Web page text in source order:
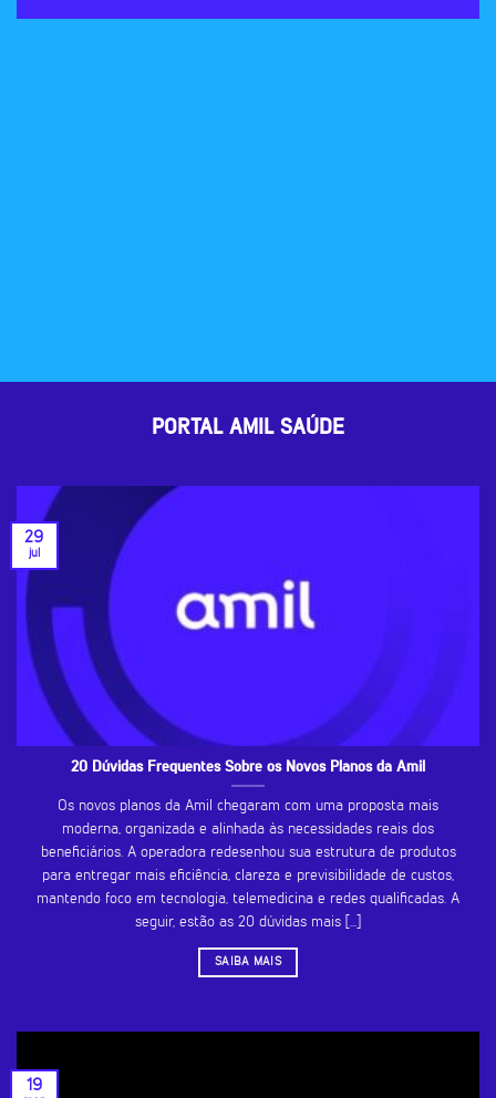
PORTAL AMIL SAÚDE
20 Dúvidas Frequentes Sobre os Novos Planos da Amil
Os novos planos da Amil chegaram com uma proposta mais
moderna, organizada e alinhada às necessidades reais dos
beneficiários. A operadora redesenhou sua estrutura de produtos
para entregar mais eficiência, clareza e previsibilidade de custos,
mantendo foco em tecnologia, telemedicina e redes qualificadas. A
seguir, estão as 20 dúvidas mais [...]
SAIBA MAIS
29
jul
19